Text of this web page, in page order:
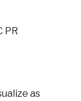
PR
as